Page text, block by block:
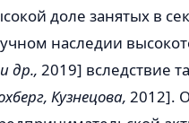
доле занятых в
наследии
др., 2019] вследствие
Кузнецова, 2012].